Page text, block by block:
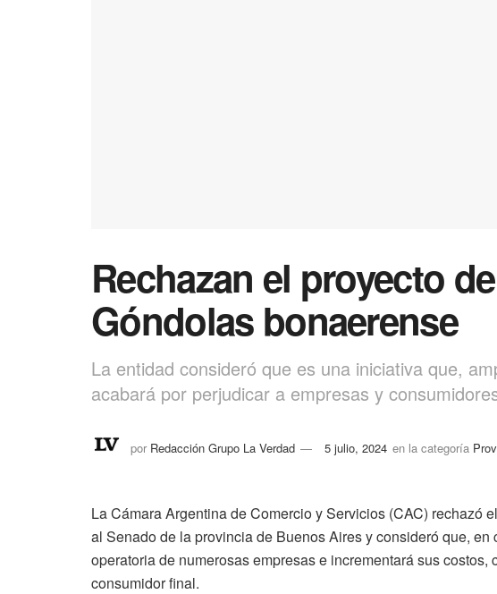
Rechazan el proyecto
Góndolas bonaerense
La entidad consideró que es una iniciativa que,
acabará por perjudicar a empresas y
por Redacción Grupo La Verdad 5 julio, 2024 en la categoría
La Cámara Argentina de Comercio y Servicios (CAC) rechazó
al Senado de la provincia de Buenos Aires y consideró que,
operatoria de numerosas empresas e incrementará sus
consumidor final.